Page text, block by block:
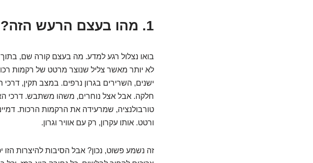
1. מהו בעצם הרעש הזה? פענוח תעלומת הנחירה
בואו נצלול רגע למדע. מה בעצם קורה שם, בתוך
לא יותר מאשר צליל שנוצר מרטט של רקמות
ישנים, השרירים בגרון נרפים. במצב תקין,
חלקה. אבל אצל נוחרים, משהו משתבש. דרכי
טורבולנציה, שמרעידה את הרקמות הרכות.
ורטט. אותו עקרון, רק עם אוויר וגרון.
זה נשמע פשוט, נכון? אבל הסיבות להיצרות הזו